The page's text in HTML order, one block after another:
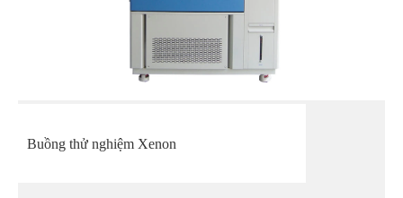
Buồng thử nghiệm Xenon